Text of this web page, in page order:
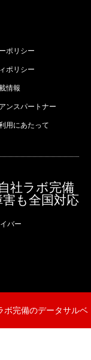
ポリシー
ポリシー
情報
ンスパートナー
用にあたって
社ラボ完備
も全国対応
バー
ボ完備のデータサルベ